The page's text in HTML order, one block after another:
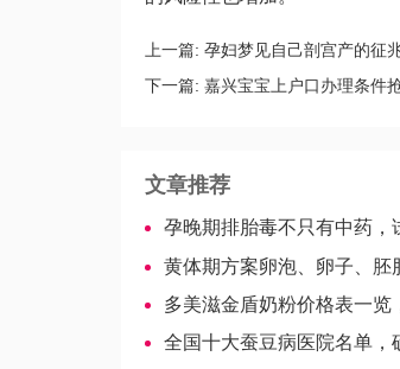
上一篇: 孕妇梦见自己剖宫产的征
下一篇: 嘉兴宝宝上户口办理条件
文章推荐
孕晚期排胎毒不只有中药，
黄体期方案卵泡、卵子、胚
多美滋金盾奶粉价格表一览，
全国十大蚕豆病医院名单，确